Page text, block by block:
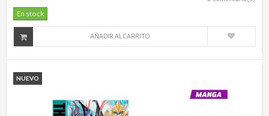
En stock
AÑADIR AL CARRITO
NUEVO